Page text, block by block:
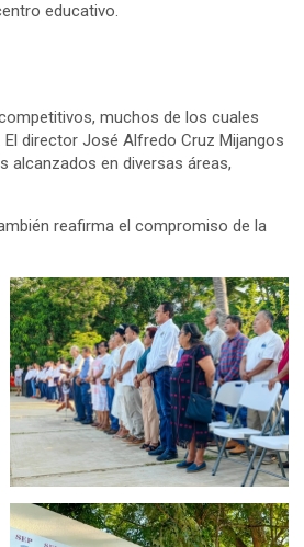
educativo.
muchos de los cuales
director José Alfredo Cruz Mijangos
alcanzados en diversas áreas,
reafirma el compromiso de la